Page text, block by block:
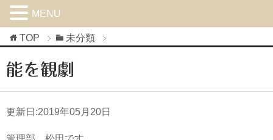
TOP 未分類
能を観劇
更新日:2019年05月20日
MENU